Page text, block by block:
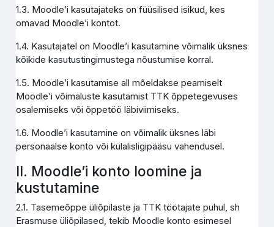
1.3. Moodle’i kasutajateks on füüsilised isikud, kes
omavad Moodle’i kontot.
1.4. Kasutajatel on Moodle’i kasutamine võimalik üksnes
kõikide kasutustingimustega nõustumise korral.
1.5. Moodle’i kasutamise all mõeldakse peamiselt
Moodle’i võimaluste kasutamist TTK õppetegevuses
osalemiseks või õppetöö läbiviimiseks.
1.6. Moodle’i kasutamine on võimalik üksnes läbi
personaalse konto või külalisligipääsu vahendusel.
II. Moodle’i konto loomine ja
kustutamine
2.1. Tasemeõppe üliõpilaste ja TTK töötajate puhul, sh
Erasmuse üliõpilased, tekib Moodle konto esimesel